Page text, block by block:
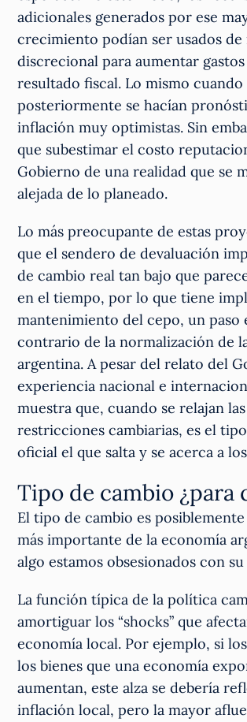
adicionales generados por ese
crecimiento podían ser usados de
discrecional para aumentar
resultado fiscal. Lo mismo cuando
posteriormente se hacían
inflación muy optimistas. Sin
que subestimar el costo
Gobierno de una realidad que se
alejada de lo planeado.
Lo más preocupante de estas
que el sendero de devaluación
de cambio real tan bajo que
en el tiempo, por lo que tiene
mantenimiento del cepo, un paso
contrario de la normalización de
argentina. A pesar del relato del
experiencia nacional e
muestra que, cuando se relajan las
restricciones cambiarias, es el
oficial el que salta y se acerca a
Tipo de cambio ¿para
El tipo de cambio es
más importante de la economía
algo estamos obsesionados con
La función típica de la política
amortiguar los “shocks” que
economía local. Por ejemplo, si
los bienes que una economía
aumentan, este alza se debería
inflación local, pero la mayor